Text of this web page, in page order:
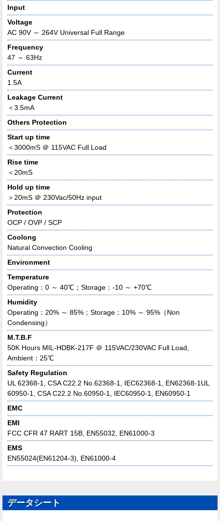
Input
Voltage
AC 90V ～ 264V Universal Full Range
Frequency
47 ～ 63Hz
Current
1.5A
Leakage Current
＜3.5mA
Others Protection
Start up time
＜3000mS ＠ 115VAC Full Load
Rise time
＜20mS
Hold up time
＞20mS ＠ 230Vac/50Hz input
Protection
OCP / OVP / SCP
Coolong
Natural Convection Cooling
Environment
Temperature
Operating：0 ～ 40℃；Storage：-10 ～ +70℃
Humidity
Operating：20% ～ 85%；Storage：10% ～ 95%（Non
Condensing）
M.T.B.F
50K Hours MIL-HDBK-217F ＠ 115VAC/230VAC Full Load,
Ambient：25℃
Safety Regulation
UL 62368-1, CSA C22.2 No.62368-1, IEC62368-1, EN62368-1UL
60950-1, CSA C22.2 No.60950-1, IEC60950-1, EN60950-1
EMC
EMI
FCC CFR 47 RART 15B, EN55032, EN61000-3
EMS
EN55024(EN61204-3), EN61000-4
データシート